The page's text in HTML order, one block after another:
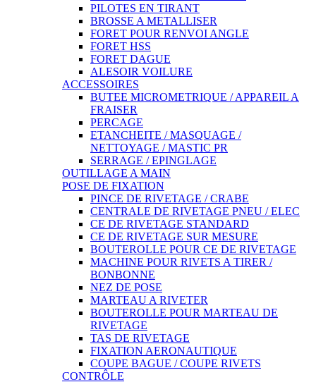
PILOTES EN TIRANT
BROSSE A METALLISER
FORET POUR RENVOI ANGLE
FORET HSS
FORET DAGUE
ALESOIR VOILURE
ACCESSOIRES
BUTEE MICROMETRIQUE / APPAREIL A
FRAISER
PERCAGE
ETANCHEITE / MASQUAGE /
NETTOYAGE / MASTIC PR
SERRAGE / EPINGLAGE
OUTILLAGE A MAIN
POSE DE FIXATION
PINCE DE RIVETAGE / CRABE
CENTRALE DE RIVETAGE PNEU / ELEC
CE DE RIVETAGE STANDARD
CE DE RIVETAGE SUR MESURE
BOUTEROLLE POUR CE DE RIVETAGE
MACHINE POUR RIVETS A TIRER /
BONBONNE
NEZ DE POSE
MARTEAU A RIVETER
BOUTEROLLE POUR MARTEAU DE
RIVETAGE
TAS DE RIVETAGE
FIXATION AERONAUTIQUE
COUPE BAGUE / COUPE RIVETS
CONTRÔLE